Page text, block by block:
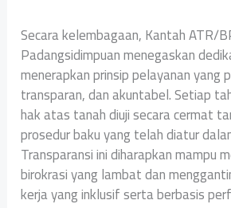
Secara kelembagaan, Kantah ATR/
Padangsidimpuan menegaskan
menerapkan prinsip pelayanan yang
transparan, dan akuntabel. Setiap
hak atas tanah diuji secara cermat
prosedur baku yang telah diatur
Transparansi ini diharapkan mampu
birokrasi yang lambat dan
kerja yang inklusif serta berbasis